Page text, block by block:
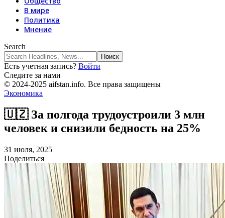
В мире
Политика
Мнение
Search
Есть учетная запись? Войти
Следите за нами
© 2024-2025 aifstan.info. Все права защищены
Экономика
🇺🇿 За полгода трудоустроили 3 млн
человек и снизили бедность на 25%
31 июля, 2025
Поделиться